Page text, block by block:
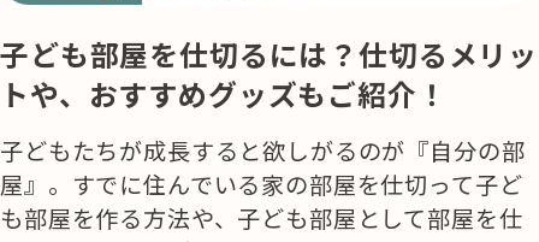
子ども部屋を仕切るには？仕切るメリッ
トや、おすすめグッズもご紹介！
子どもたちが成長すると欲しがるのが『自分の部
屋』。すでに住んでいる家の部屋を仕切って子ど
も部屋を作る方法や、子ども部屋として部屋を仕